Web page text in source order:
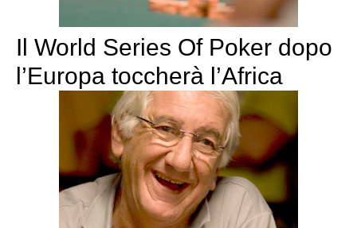
Il World Series Of Poker dopo
l’Europa toccherà l’Africa